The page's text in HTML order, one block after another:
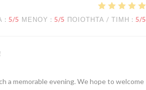
: 5/5 ΜΕΝΟΎ : 5/5 ΠΟΙΌΤΗΤΑ / ΤΙΜΉ : 5/5
a memorable evening. We hope to welcome